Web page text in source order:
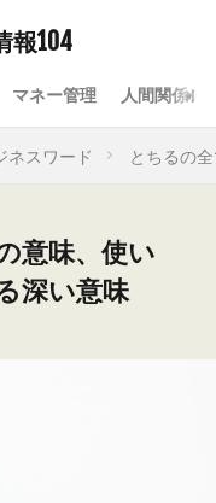
報104
マネー管理 人間関係の
ネスワード とちるの
意味、使い
深い意味